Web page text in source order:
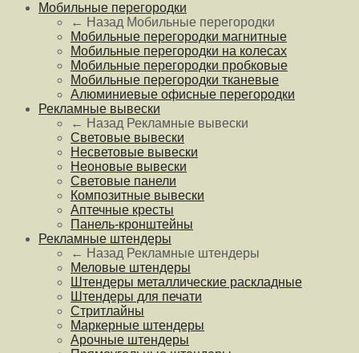
Мобильные перегородки
← Назад Мобильные перегородки
Мобильные перегородки магнитные
Мобильные перегородки на колесах
Мобильные перегородки пробковые
Мобильные перегородки тканевые
Алюминиевые офисные перегородки
Рекламные вывески
← Назад Рекламные вывески
Световые вывески
Несветовые вывески
Неоновые вывески
Световые панели
Композитные вывески
Аптечные кресты
Панель-кронштейны
Рекламные штендеры
← Назад Рекламные штендеры
Меловые штендеры
Штендеры металлические раскладные
Штендеры для печати
Стритлайны
Маркерные штендеры
Арочные штендеры